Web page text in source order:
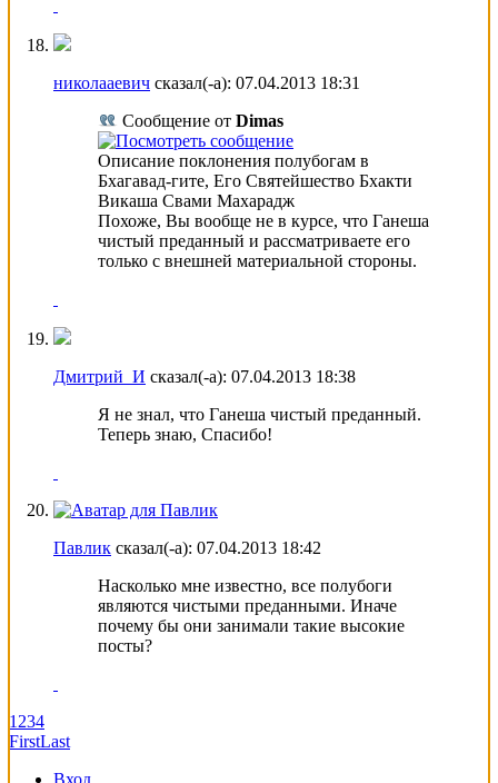
николааевич сказал(-а): 07.04.2013 18:31
Сообщение от Dimas
Описание поклонения полубогам в
Бхагавад-гите, Его Святейшество Бхакти
Викаша Свами Махарадж
Похоже, Вы вообще не в курсе, что Ганеша
чистый преданный и рассматриваете его
только с внешней материальной стороны.
Дмитрий_И сказал(-а): 07.04.2013 18:38
Я не знал, что Ганеша чистый преданный.
Теперь знаю, Спасибо!
Павлик сказал(-а): 07.04.2013 18:42
Насколько мне известно, все полубоги
являются чистыми преданными. Иначе
почему бы они занимали такие высокие
посты?
1 234
FirstLast
Вход